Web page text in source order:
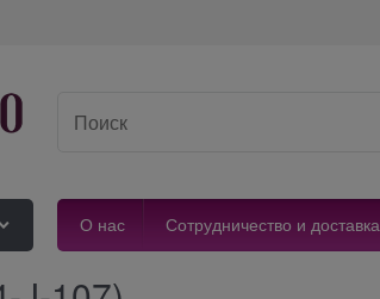
О нас Сотрудничество и доставка